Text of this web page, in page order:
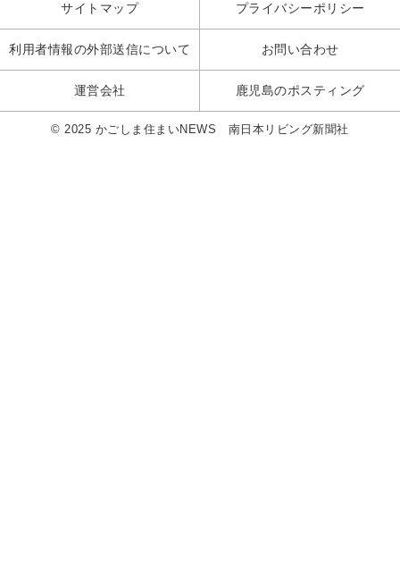
サイトマップ プライバシーポリシー
利用者情報の外部送信について お問い合わせ
運営会社 鹿児島のポスティング
© 2025 かごしま住まいNEWS 南日本リビング新聞社